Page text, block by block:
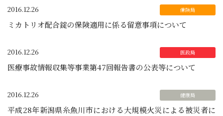
2016.12.26
ミカトリオ配合錠の保険適用に係る留意事項について
2016.12.26
医療事故情報収集等事業第47回報告書の公表等について
2016.12.26
平成28年新潟県糸魚川市における大規模火災による被災者に